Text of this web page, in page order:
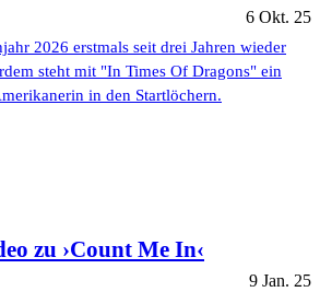
6 Okt. 25
2026 erstmals seit drei Jahren wieder
steht mit "In Times Of Dragons" ein
in den Startlöchern.
zu ›Count Me In‹
9 Jan. 25